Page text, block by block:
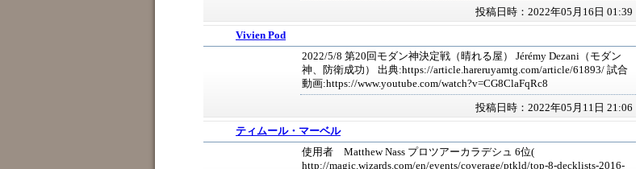
投稿日時：2022年05月16日 01:39
Vivien Pod
2022/5/8 第20回モダン神決定戦（晴れる屋） Jérémy Dezani（モダン
神、防衛成功） 出典:https://article.hareruyamtg.com/article/61893/ 試合
動画:https://www.youtube.com/watch?v=CG8ClaFqRc8
投稿日時：2022年05月11日 21:06
ティムール・マーベル
使用者 Matthew Nass プロツアーカラデシュ 6位(
http://magic.wizards.com/en/events/coverage/ptkld/top-8-decklists-2016-